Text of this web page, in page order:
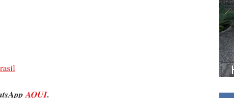
AQUI.